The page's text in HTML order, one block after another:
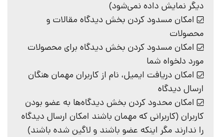
دیگر نمایش داده نمی‌شود)
امکان مسدود کردن بخش دیدگاه مقالات و
محصولات
امکان مسدود کردن بخش دیدگاه برای محصولات
مورد دلخواه شما
امکان دریافت ایمیل، نام از کاربران مهمان هنگان
ارسال دیدگاه
امکان محدود کردن بخش دیدگاه‌ها به عضو بودن
کاربران (کاربرانی که مهمان باشند امکان ارسال دیدگاه
را ندارند مگر اینکه عضو باشند و لاگین شده باشند)